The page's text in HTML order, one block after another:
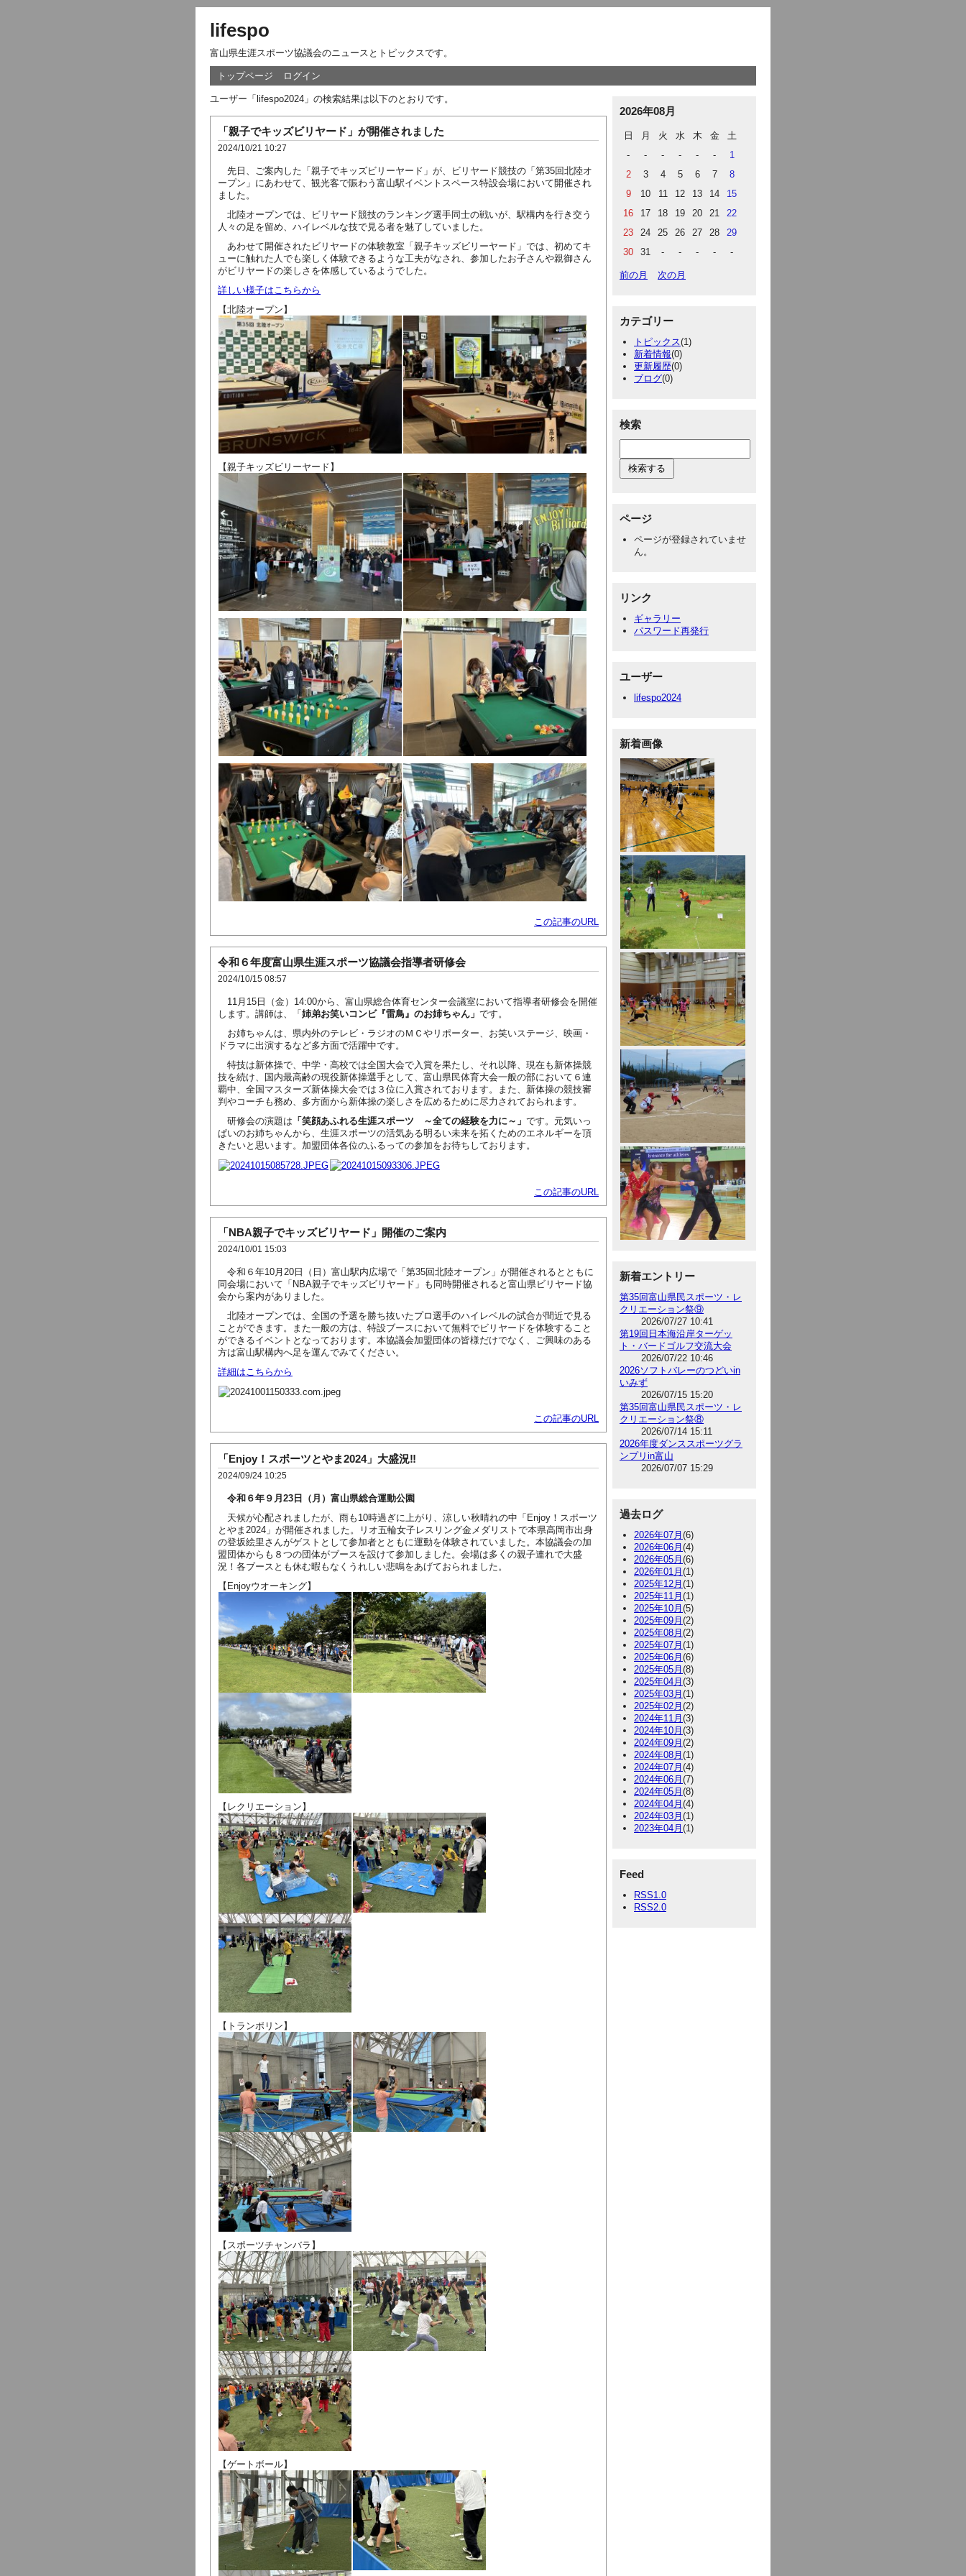
lifespo
富山県生涯スポーツ協議会のニュースとトピックスです。
トップページ ログイン
ユーザー「lifespo2024」の検索結果は以下のとおりです。
「親子でキッズビリヤード」が開催されました
2024/10/21 10:27
先日、ご案内した「親子でキッズビリーヤード」が、ビリヤード競技の「第35回北陸オ
ープン」にあわせて、観光客で賑わう富山駅イベントスペース特設会場において開催され
ました。
北陸オープンでは、ビリヤード競技のランキング選手同士の戦いが、駅構内を行き交う
人々の足を留め、ハイレベルな技で見る者を魅了していました。
あわせて開催されたビリヤードの体験教室「親子キッズビリーヤード」では、初めてキ
ューに触れた人でも楽しく体験できるような工夫がなされ、参加したお子さんや親御さん
がビリヤードの楽しさを体感しているようでした。
詳しい様子はこちらから
【北陸オープン】
【親子キッズビリーヤード】
この記事のURL
令和６年度富山県生涯スポーツ協議会指導者研修会
2024/10/15 08:57
11月15日（金）14:00から、富山県総合体育センター会議室において指導者研修会を開催
します。講師は、「 姉弟お笑いコンビ『雷鳥』のお姉ちゃん」 です。
お姉ちゃんは、県内外のテレビ・ラジオのＭＣやリポーター、お笑いステージ、映画・
ドラマに出演するなど多方面で活躍中です。
特技は新体操で、中学・高校では全国大会で入賞を果たし、それ以降、現在も新体操競
技を続け、国内最高齢の現役新体操選手として、富山県民体育大会一般の部において６連
覇中、全国マスターズ新体操大会では３位に入賞されております。また、新体操の競技審
判やコーチも務め、多方面から新体操の楽しさを広めるために尽力されておられます。
研修会の演題は 「笑顔あふれる生涯スポーツ ～全ての経験を力に～」 です。元気いっ
ぱいのお姉ちゃんから、生涯スポーツの活気ある明るい未来を拓くためのエネルギーを頂
きたいと思います。加盟団体各位のふるっての参加をお待ちしております。
この記事のURL
「NBA親子でキッズビリヤード」開催のご案内
2024/10/01 15:03
令和６年10月20日（日）富山駅内広場で「第35回北陸オープン」が開催されるとともに
同会場において「NBA親子でキッズビリヤード」も同時開催されると富山県ビリヤード協
会から案内がありました。
北陸オープンでは、 全国の予選を勝ち抜いたプロ選手のハイレベルの試合が間近で見る
ことができます。また一般の方は、特設ブースにおいて無料でビリヤードを体験すること
ができるイベントとなっております。本協議会加盟団体の皆様だけでなく、ご興味のある
方は富山駅構内へ足を運んでみてください。
詳細はこちらから
この記事のURL
「Enjoy！スポーツとやま2024」大盛況‼
2024/09/24 10:25
令和６年９月23日（月）富山県総合運動公園
天候が心配されましたが、雨も10時過ぎに上がり、涼しい秋晴れの中「Enjoy！スポーツ
とやま2024」が開催されました。リオ五輪女子レスリング金メダリストで本県高岡市出身
の登坂絵里さんがゲストとして参加者とともに運動を体験されていました。本協議会の加
盟団体からも８つの団体がブースを設けて参加しました。会場は多くの親子連れで大盛
況！各ブースとも休む暇もなくうれしい悲鳴をあげておられました。
【Enjoyウオーキング】
【レクリエーション】
【トランポリン】
【スポーツチャンバラ】
【ゲートボール】
2026年08月
日 月 火 水 木 金
土
-
- - - - -
1
2
3 4 5 6 7
8
9
10 11 12 13 14
15
16
17 18 19 20 21
22
23
24 25 26 27 28
29
30
31 - - - - -
前の月 次の月
カテゴリー
トピックス(1)
新着情報(0)
更新履歴(0)
ブログ(0)
検索
ページ
ページが登録されていませ
ん。
リンク
ギャラリー
パスワード再発行
ユーザー
lifespo2024
新着画像
新着エントリー
第35回富山県民スポーツ・レ
クリエーション祭⑨
2026/07/27 10:41
第19回日本海沿岸ターゲッ
ト・バードゴルフ交流大会
2026/07/22 10:46
2026ソフトバレーのつどいin
いみず
2026/07/15 15:20
第35回富山県民スポーツ・レ
クリエーション祭⑧
2026/07/14 15:11
2026年度ダンススポーツグラ
ンプリin富山
2026/07/07 15:29
過去ログ
2026年07月 (6)
2026年06月 (4)
2026年05月 (6)
2026年01月 (1)
2025年12月 (1)
2025年11月 (1)
2025年10月 (5)
2025年09月 (2)
2025年08月 (2)
2025年07月 (1)
2025年06月 (6)
2025年05月 (8)
2025年04月 (3)
2025年03月 (1)
2025年02月 (2)
2024年11月 (3)
2024年10月 (3)
2024年09月 (2)
2024年08月 (1)
2024年07月 (4)
2024年06月 (7)
2024年05月 (8)
2024年04月 (4)
2024年03月 (1)
2023年04月 (1)
Feed
RSS1.0
RSS2.0